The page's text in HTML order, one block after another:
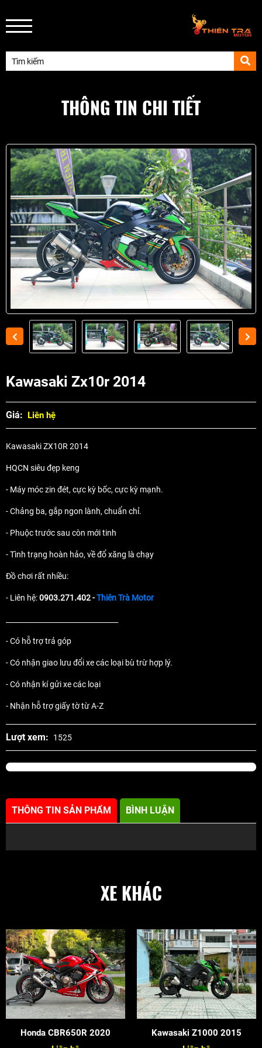
THÔNG TIN CHI TIẾT
Kawasaki Zx10r 2014
Giá: Liên hệ
Kawasaki ZX10R 2014
HQCN siêu đẹp keng
- Máy móc zin đét, cực kỳ bốc, cực kỳ mạnh.
- Chảng ba, gắp ngon lành, chuẩn chỉ.
- Phuộc trước sau còn mới tinh
- Tình trạng hoàn hảo, về đổ xăng là chạy
Đồ chơi rất nhiều:
- Liên hệ:0903.271.402 -Thiên Trà Motor
- Có hỗ trợ trả góp
- Có nhận giao lưu đổi xe các loại bù trừ hợp lý.
- Có nhận kí gửi xe các loại
- Nhận hỗ trợ giấy tờ từ A-Z
Lượt xem: 1525
THÔNG TIN SẢN PHẨM BÌNH LUẬN
XE KHÁC
Honda CBR650R 2020
Kawasaki Z1000 2015